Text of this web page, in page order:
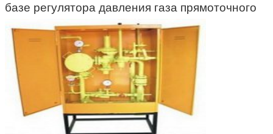
базе регулятора давления газа прямоточного